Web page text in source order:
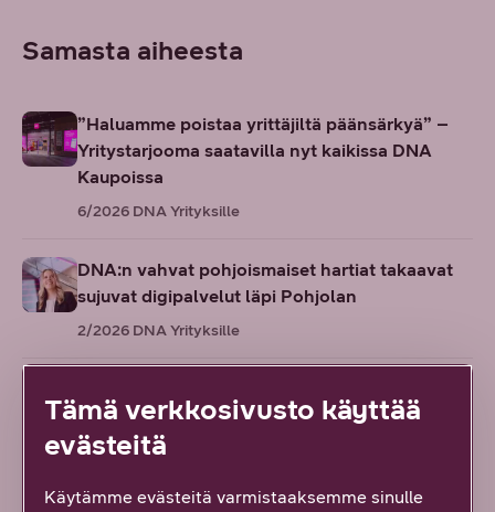
Samasta aiheesta
”Haluamme poistaa yrittäjiltä päänsärkyä” –
Yritystarjooma saatavilla nyt kaikissa DNA
Kaupoissa
6/2026 DNA Yrityksille
DNA:n vahvat pohjoismaiset hartiat takaavat
sujuvat digipalvelut läpi Pohjolan
2/2026 DNA Yrityksille
keskusteleva botti parantaa asiakaspalvelun
laatua
Tämä verkkosivusto käyttää
evästeitä
Käytämme evästeitä varmistaaksemme sinulle